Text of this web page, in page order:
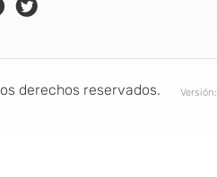
derechos reservados. Versión: